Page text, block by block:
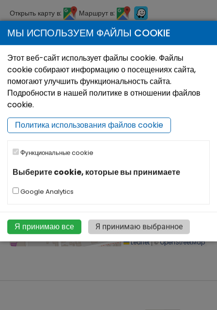
Открыть карту в: Маршрут в:
+
−
Leaflet|©OpenStreetMap
МЫ ИСПОЛЬЗУЕМ ФАЙЛЫ COOKIE
Этот веб-сайт использует файлы cookie. Файлы
cookie собирают информацию о посещениях сайта,
помогают улучшить функциональность сайта.
Подробности в нашей политике в отношении файлов
cookie.
Политика использования файлов cookie
Функциональные cookie
Выберите cookie, которые вы принимаете
Google Analytics
Я принимаю все Я принимаю выбранное